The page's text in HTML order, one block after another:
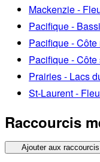
Mackenzie -
Pacifique -
Pacifique - Côte
Pacifique - Côte
Prairies - Lacs
St-Laurent -
Raccourcis
Ajouter aux raccourcis